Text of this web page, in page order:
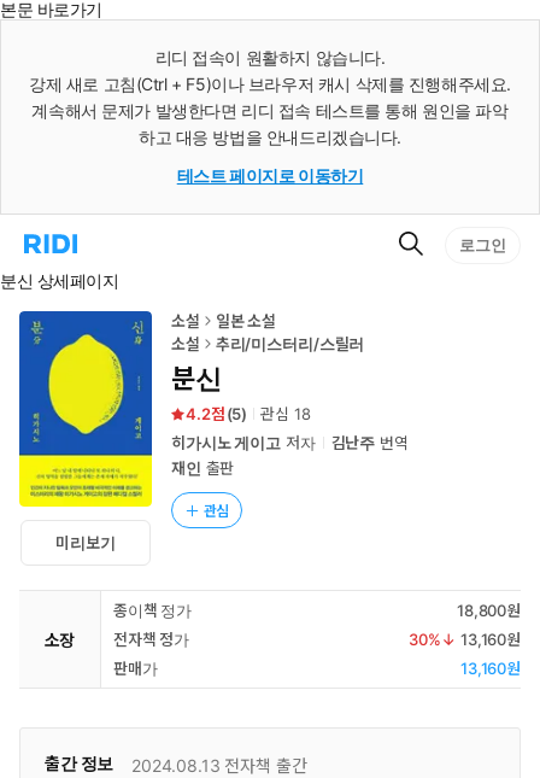
본문 바로가기
리디 접속이 원활하지 않습니다.
강제 새로 고침(Ctrl + F5)이나 브라우저 캐시 삭제를 진행해주세요.
계속해서 문제가 발생한다면 리디 접속 테스트를 통해 원인을 파악
하고 대응 방법을 안내드리겠습니다.
테스트 페이지로 이동하기
리
홈
로
이
검
로그인
분신 상세페이지
미리보기
소설
일본 소설
소설
추리/미스터리/스릴러
분신
4.2 (5) 관심 18
히가시노 게이고 저자 김난주 번역
재인 출판
관심
소장
종이책 정가
18,800원
전자책 정가
30%↓ 13,160원
판매가
13,160원
출간 정보 2024.08.13 전자책 출간